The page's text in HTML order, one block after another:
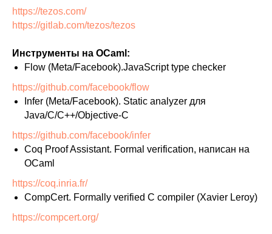
https://tezos.com/
https://gitlab.com/tezos/tezos
Инструменты на OCaml:
Flow (Meta/Facebook).JavaScript type checker
https://github.com/facebook/flow
Infer (Meta/Facebook). Static analyzer для
Java/C/C++/Objective-C
https://github.com/facebook/infer
Coq Proof Assistant. Formal verification, написан на
OCaml
https://coq.inria.fr/
CompCert. Formally verified C compiler (Xavier Leroy)
https://compcert.org/